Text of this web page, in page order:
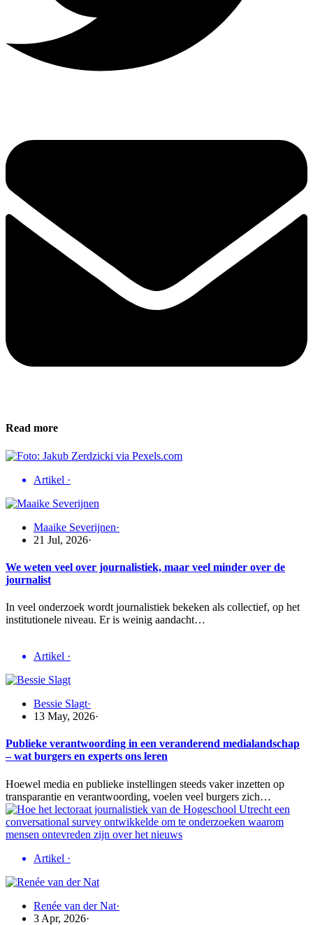
Read more
Artikel ·
Maaike Severijnen·
21 Jul, 2026·
We weten veel over journalistiek, maar veel minder over de
journalist
In veel onderzoek wordt journalistiek bekeken als collectief, op het
institutionele niveau. Er is weinig aandacht…
Artikel ·
Bessie Slagt·
13 May, 2026·
Publieke verantwoording in een veranderend medialandschap
– wat burgers en experts ons leren
Hoewel media en publieke instellingen steeds vaker inzetten op
transparantie en verantwoording, voelen veel burgers zich…
Artikel ·
Renée van der Nat·
3 Apr, 2026·